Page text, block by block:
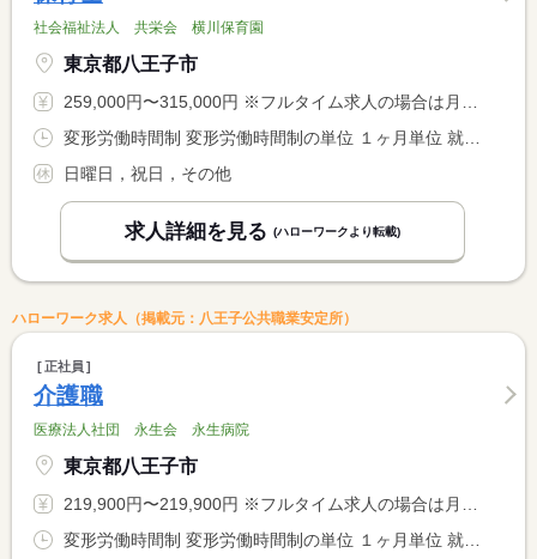
社会福祉法人 共栄会 横川保育園
東京都八王子市
259,000円〜315,000円 ※フルタイム求人の場合は月額（換算額）、パート求人の場合は時間額を表示しています。
日曜日，祝日，その他
求人詳細を見る (ハローワークより転載)
ハローワーク求人（掲載元：八王子公共職業安定所）
正社員
介護職
医療法人社団 永生会 永生病院
東京都八王子市
219,900円〜219,900円 ※フルタイム求人の場合は月額（換算額）、パート求人の場合は時間額を表示しています。